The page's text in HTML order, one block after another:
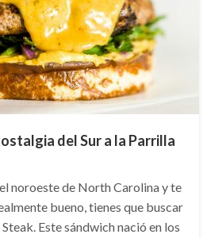
del Sur a la Parrilla
noroeste de North Carolina y te
bueno, tienes que buscar
Este sándwich nació en los